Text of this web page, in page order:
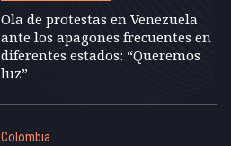
Ola de protestas en Venezuela
ante los apagones frecuentes en
diferentes estados: “Queremos
luz”
Colombia